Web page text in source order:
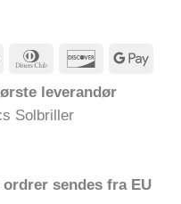
Dinners
Opdage
leverandør
Solbriller
sendes fra EU